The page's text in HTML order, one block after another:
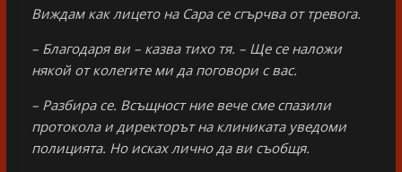
Виждам как лицето на Сара се сгърчва от тревога.
– Благодаря ви – казва тихо тя. – Ще се наложи
някой от колегите ми да поговори с вас.
– Разбира се. Всъщност ние вече сме спазили
протокола и директорът на клиниката уведоми
полицията. Но исках лично да ви съобщя.